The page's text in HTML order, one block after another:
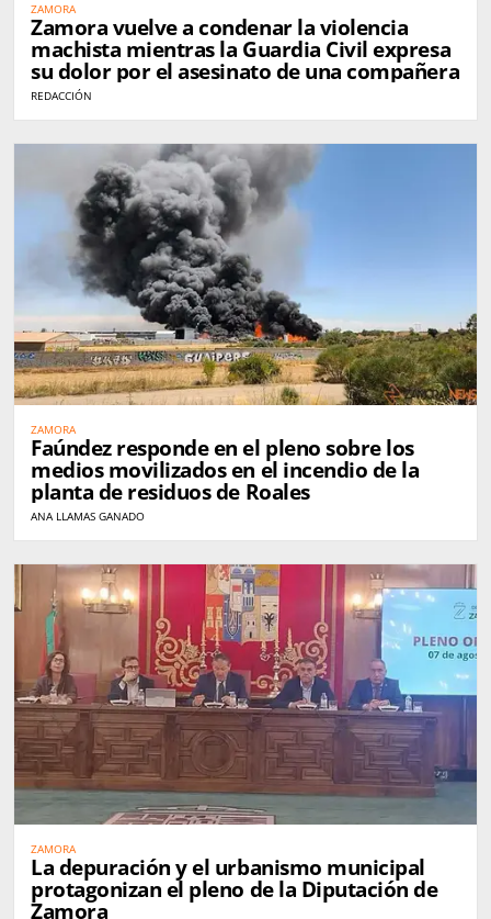
ZAMORA
Zamora vuelve a condenar la violencia
machista mientras la Guardia Civil expresa
su dolor por el asesinato de una compañera
REDACCIÓN
ZAMORA
Faúndez responde en el pleno sobre los
medios movilizados en el incendio de la
planta de residuos de Roales
ANA LLAMAS GANADO
ZAMORA
La depuración y el urbanismo municipal
protagonizan el pleno de la Diputación de
Zamora